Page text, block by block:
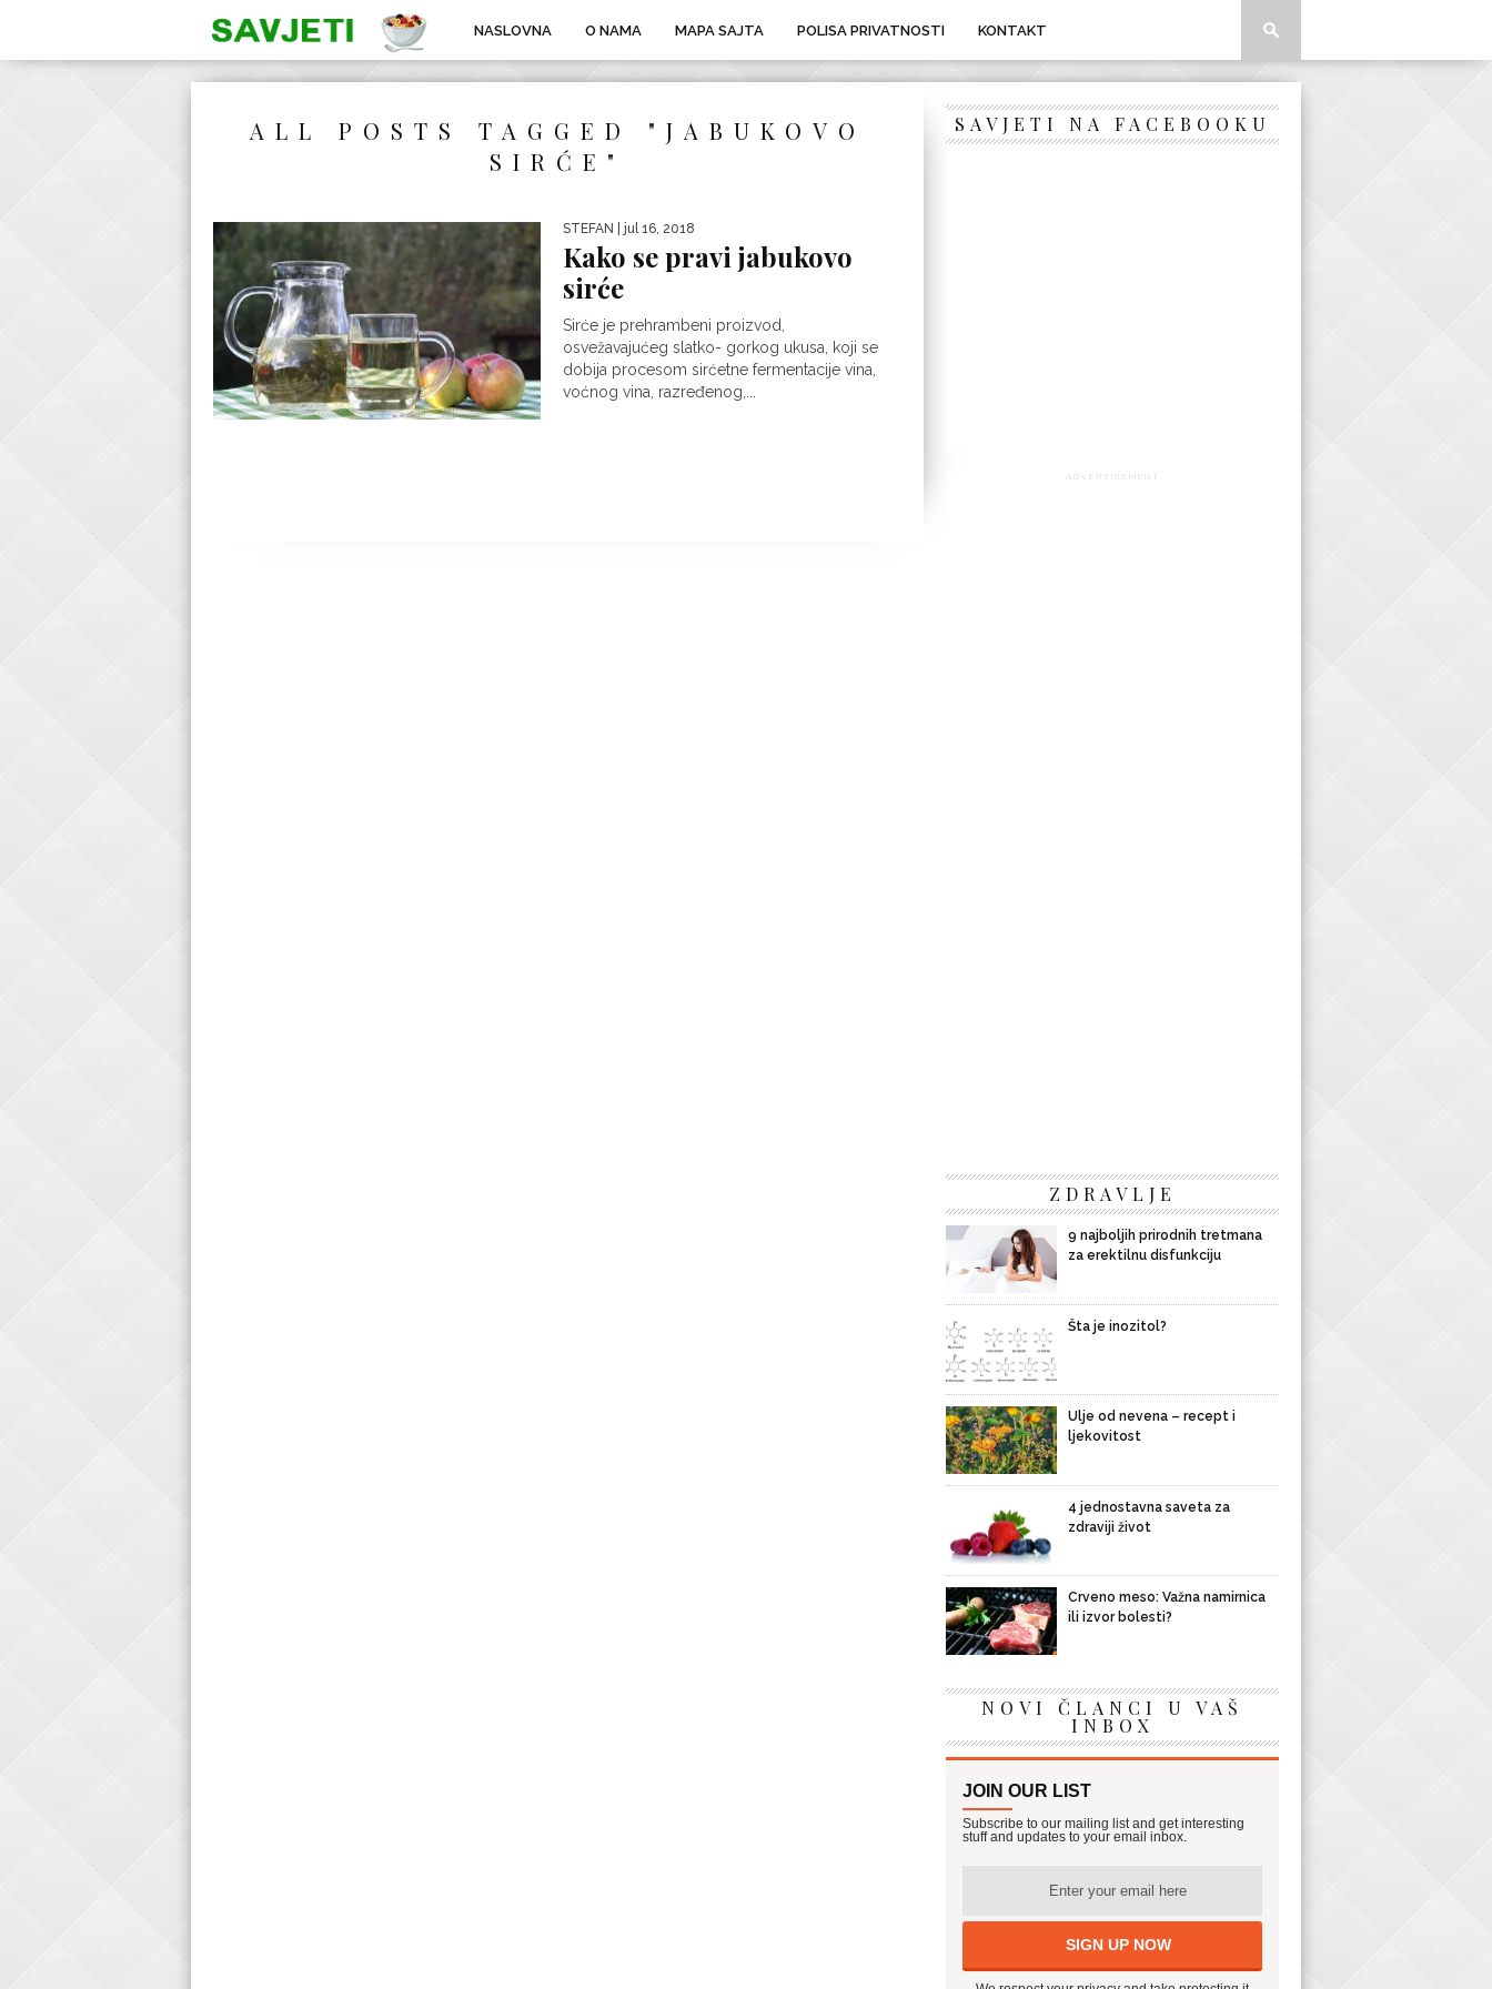
NASLOVNA O NAMA MAPA SAJTA POLISA PRIVATNOSTI KONTAKT
ALL POSTS TAGGED "JABUKOVO
SIRĆE"
STEFAN | jul 16, 2018
Kako se pravi jabukovo
sirće
Sirće je prehrambeni proizvod,
osvežavajućeg slatko- gorkog ukusa, koji se
dobija procesom sirćetne fermentacije vina,
voćnog vina, razređenog,...
SAVJETI NA FACEBOOKU
ADVERTISEMENT
ZDRAVLJE
9 najboljih prirodnih tretmana
za erektilnu disfunkciju
Šta je inozitol?
Ulje od nevena – recept i
ljekovitost
4 jednostavna saveta za
zdraviji život
Crveno meso: Važna namirnica
ili izvor bolesti?
NOVI ČLANCI U VAŠ
INBOX
JOIN OUR LIST
Subscribe to our mailing list and get interesting
stuff and updates to your email inbox.